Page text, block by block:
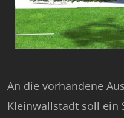
An die vorhandene
Kleinwallstadt soll ein